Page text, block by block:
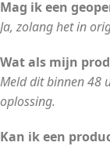
Mag ik een
Ja, zolang het in
Wat als mijn
Meld dit binnen 48
oplossing.
Kan ik een